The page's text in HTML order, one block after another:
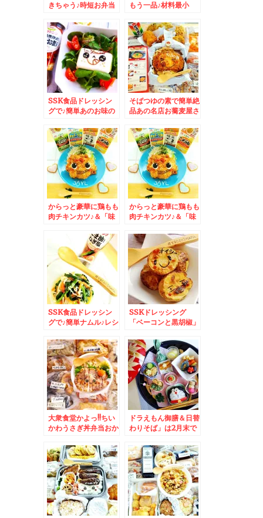
きちゃう♪時短お弁当
ピ♪ちゃんとご飯進む
よ～(*´艸`*)
もう一品♪材料最小
シピ(*´艸`*)
SSK食品ドレッシン
グで♪簡単あのお味の
き
そばつゆの素で簡単絶
品あの名店お蕎麦屋さ
きちゃう～(*´艸`*)＆
おかずバイキング弁
当！！
からっと豪華に鶏もも
肉チキンカツ♪＆「味
からっと豪華に鶏もも
肉チキンカツ♪＆「味
「JOIL」の紙パック
４種
SSK食品ドレッシン
グで♪簡単ナムル♪レシ
SSKドレッシング
「ベーコンと黒胡椒」
ず♪材料はじゃがいも
だけ(*´艸`*)
大衆食堂かよっ!!ちい
かわうさぎ丼弁当おか
穴札幌ステラプレイス
店」さんで「元祖たら
こパスタ」♪(*・ω・)
(*-ω-)(*・ω・)(*-
ω-)ウンウン♪
ドラえもん御膳＆日替
わりそば」は2月末で
う「ごまそば遊鶴」さ
ん